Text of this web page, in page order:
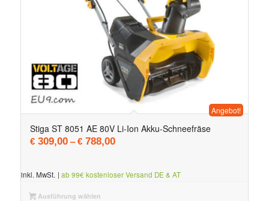
5.00
Stiga ST 8051 AE 80V Li-Ion Akku-Schneefräse
€309,00–€788,00
Angebot!
inkl. MwSt. | ab 99€ kostenloser Versand DE & AT
Ausführung wählen